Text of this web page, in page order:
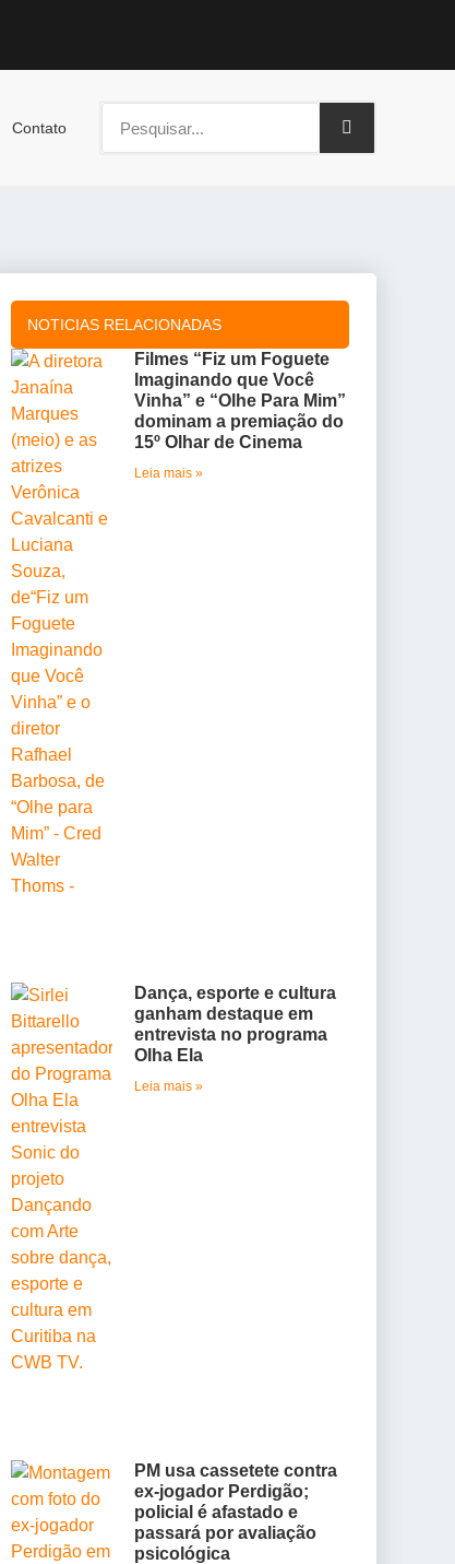
Contato
NOTICIAS RELACIONADAS
Filmes “Fiz um Foguete
Imaginando que Você
Vinha” e “Olhe Para Mim”
dominam a premiação do
15º Olhar de Cinema
Leia mais »
Dança, esporte e cultura
ganham destaque em
entrevista no programa
Olha Ela
Leia mais »
PM usa cassetete contra
ex-jogador Perdigão;
policial é afastado e
passará por avaliação
psicológica